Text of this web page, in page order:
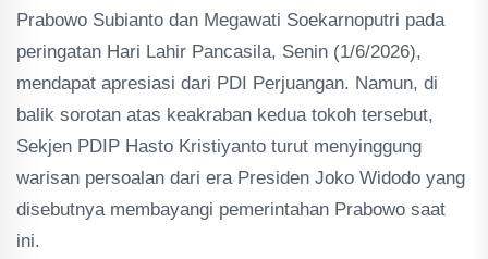
Prabowo Subianto dan Megawati Soekarnoputri pada
peringatan Hari Lahir Pancasila, Senin (1/6/2026),
mendapat apresiasi dari PDI Perjuangan. Namun, di
balik sorotan atas keakraban kedua tokoh tersebut,
Sekjen PDIP Hasto Kristiyanto turut menyinggung
warisan persoalan dari era Presiden Joko Widodo yang
disebutnya membayangi pemerintahan Prabowo saat
ini.